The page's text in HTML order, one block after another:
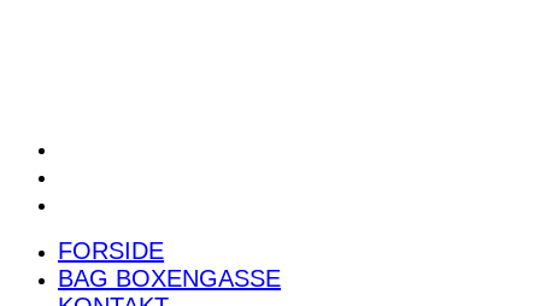
FORSIDE
BAG BOXENGASSE